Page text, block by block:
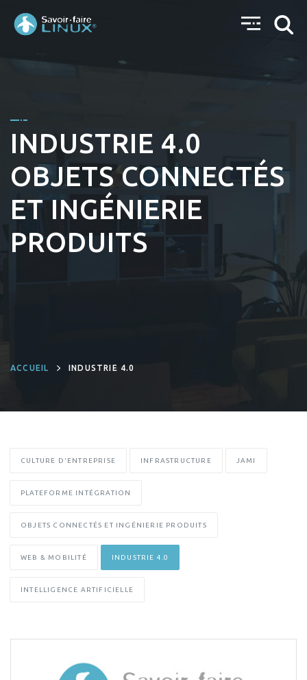
INDUSTRIE 4.0
OBJETS CONNECTÉS
ET INGÉNIERIE
PRODUITS
ACCUEIL INDUSTRIE 4.0
CULTURE D'ENTREPRISE INFRASTRUCTURE JAMI
PLATEFORME INTÉGRATION
OBJETS CONNECTÉS ET INGÉNIERIE PRODUITS
WEB & MOBILITÉ INDUSTRIE 4.0
INTELLIGENCE ARTIFICIELLE